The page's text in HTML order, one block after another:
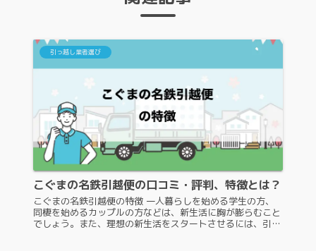
引っ越し業者選び
こぐまの名鉄引越便の口コミ・評判、特徴とは？
こぐまの名鉄引越便の特徴 一人暮らしを始める学生の方、
同棲を始めるカップルの方などは、新生活に胸が膨らむこと
でしょう。また、理想の新生活をスタートさせるには、引っ